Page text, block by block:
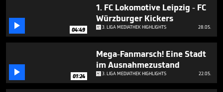
 04:49
1. FC Lokomotive Leipzig - FC
Würzburger Kickers
3. LIGA MEDIATHEK HIGHLIGHTS 28.05.
 01:24
Mega-Fanmarsch! Eine Stadt
im Ausnahmezustand
3. LIGA MEDIATHEK HIGHLIGHTS 22.05.